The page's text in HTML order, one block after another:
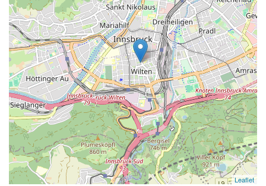
Leaflet